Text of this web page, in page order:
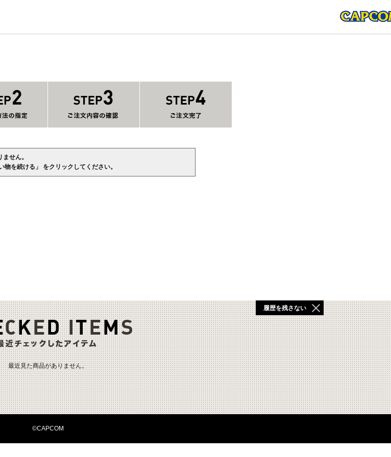
せん。
を続ける」 をクリックしてください。
最近見た商品がありません。
履歴を残さない
©CAPCOM